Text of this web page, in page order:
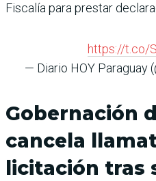
Fiscalía para prestar
https://t.co/
— Diario HOY Paraguay
Gobernación
cancela
licitación tras